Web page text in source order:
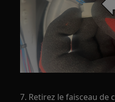
7. Retirez le faisceau de